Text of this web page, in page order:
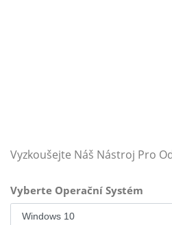
Vyzkoušejte Náš Nástroj Pro
Vyberte Operační Systém